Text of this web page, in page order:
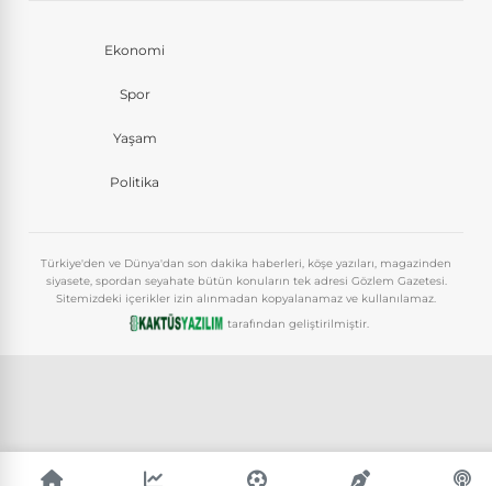
Ekonomi
Spor
Yaşam
Politika
Türkiye'den ve Dünya'dan son dakika haberleri, köşe yazıları, magazinden
siyasete, spordan seyahate bütün konuların tek adresi Gözlem Gazetesi.
Sitemizdeki içerikler izin alınmadan kopyalanamaz ve kullanılamaz.
tarafından geliştirilmiştir.